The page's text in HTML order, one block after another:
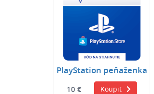
PlayStation peňaženka
10 € Koupit